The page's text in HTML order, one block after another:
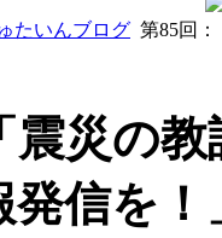
たいんブログ 第85回
震災の
発信を！